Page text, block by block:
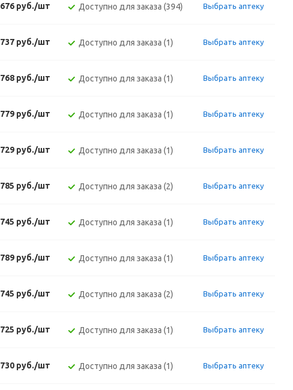
676 руб./шт Доступно для заказа (394) Выбрать аптеку
737 руб./шт Доступно для заказа (1) Выбрать аптеку
768 руб./шт Доступно для заказа (1) Выбрать аптеку
779 руб./шт Доступно для заказа (1) Выбрать аптеку
729 руб./шт Доступно для заказа (1) Выбрать аптеку
785 руб./шт Доступно для заказа (2) Выбрать аптеку
745 руб./шт Доступно для заказа (1) Выбрать аптеку
789 руб./шт Доступно для заказа (1) Выбрать аптеку
745 руб./шт Доступно для заказа (2) Выбрать аптеку
725 руб./шт Доступно для заказа (1) Выбрать аптеку
730 руб./шт Доступно для заказа (1) Выбрать аптеку